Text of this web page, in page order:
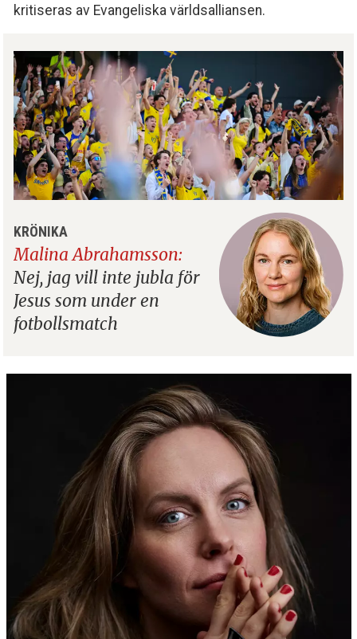
kritiseras av Evangeliska världsalliansen.
KRÖNIKA
Malina Abrahamsson:
Nej, jag vill inte jubla för
Jesus som under en
fotbollsmatch